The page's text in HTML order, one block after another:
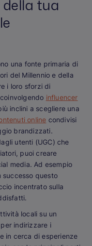
tua
una fonte primaria di
del Millennio e della
i loro sforzi di
influencer
inclini a scegliere una
online condivisi
brandizzati.
utenti (UGC) che
puoi creare
media. Ad esempio
successo questo
incentrato sulla
locali su un
indirizzare i
in cerca di esperienze